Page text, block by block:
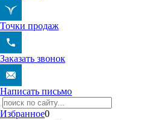
Точки продаж
Заказать звонок
Написать письмо
Избранное0